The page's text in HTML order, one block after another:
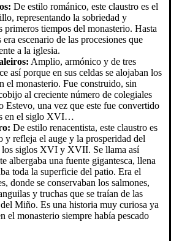
De estilo románico, este claustro es el
representando la sobriedad y
primeros tiempos del monasterio. Hasta
era escenario de las procesiones que
a la iglesia.
Amplio, armónico y de tres
así porque en sus celdas se alojaban los
el monasterio. Fue construido, sin
al creciente número de colegiales
Estevo, una vez que este fue convertido
en el siglo XVI…
De estilo renacentista, este claustro es
y refleja el auge y la prosperidad del
los siglos XVI y XVII. Se llama así
albergaba una fuente gigantesca, llena
toda la superficie del patio. Era el
donde se conservaban los salmones,
y truchas que se traían de las
Miño. Es una historia muy curiosa ya
el monasterio siempre había pescado